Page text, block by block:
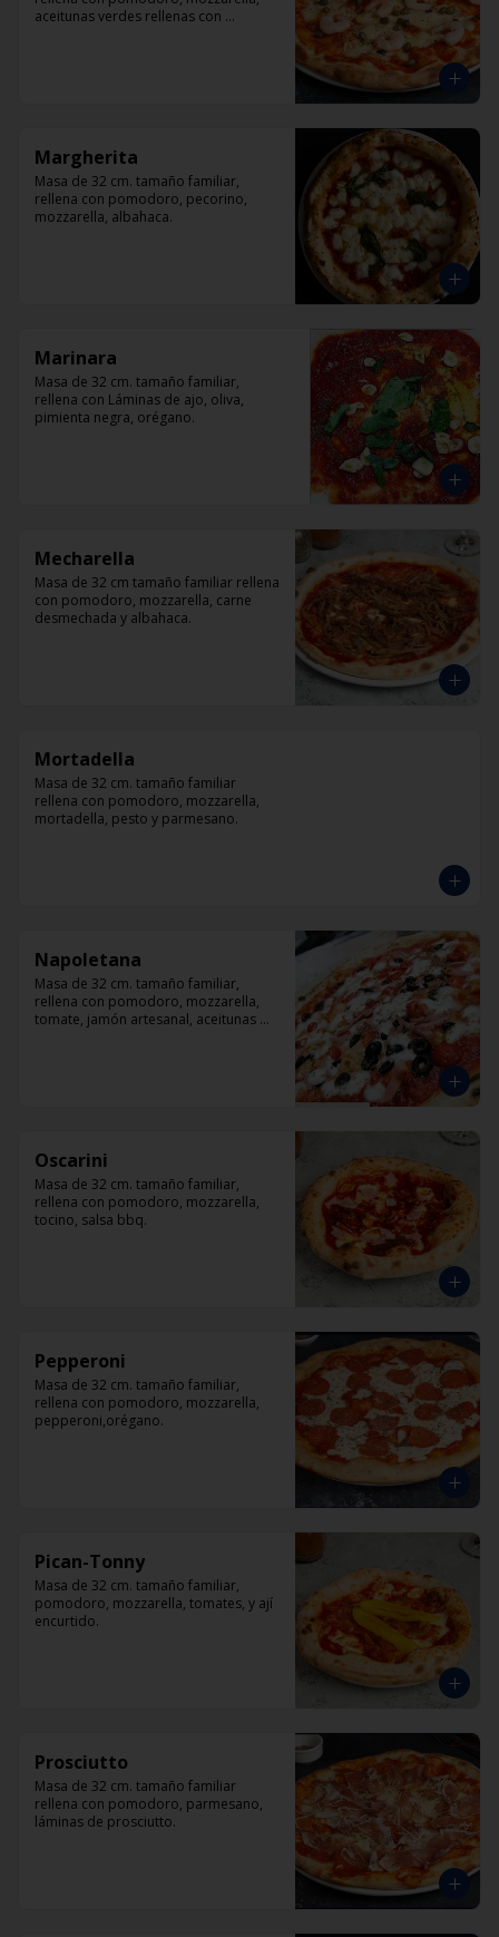
aceitunas verdes rellenas con
Margherita
Masa de 32 cm. tamaño familiar,
rellena con pomodoro, pecorino,
mozzarella, albahaca.
Marinara
Masa de 32 cm. tamaño familiar,
rellena con Láminas de ajo, oliva,
pimienta negra, orégano.
Mecharella
Masa de 32 cm tamaño familiar rellena
con pomodoro, mozzarella, carne
desmechada y albahaca.
Mortadella
Masa de 32 cm. tamaño familiar
rellena con pomodoro, mozzarella,
mortadella, pesto y parmesano.
Napoletana
Masa de 32 cm. tamaño familiar,
rellena con pomodoro, mozzarella,
tomate, jamón artesanal, aceitunas
Oscarini
Masa de 32 cm. tamaño familiar,
rellena con pomodoro, mozzarella,
tocino, salsa bbq.
Pepperoni
Masa de 32 cm. tamaño familiar,
rellena con pomodoro, mozzarella,
pepperoni,orégano.
Pican-Tonny
Masa de 32 cm. tamaño familiar,
pomodoro, mozzarella, tomates, y ají
encurtido.
Prosciutto
Masa de 32 cm. tamaño familiar
rellena con pomodoro, parmesano,
láminas de prosciutto.